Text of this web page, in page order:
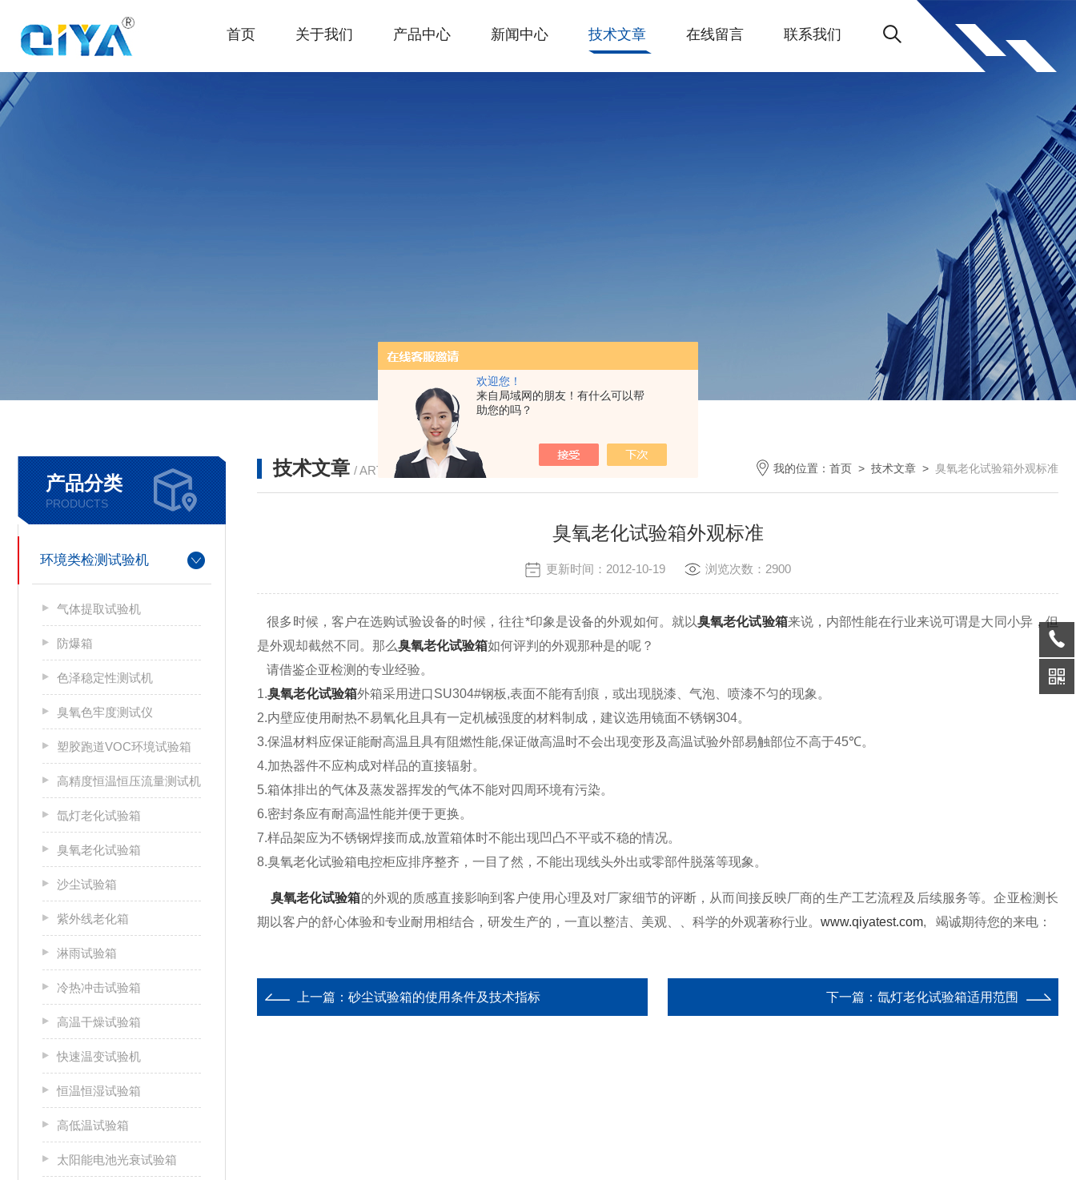
欢迎您！
来自局域网的朋友！有什么可以帮
助您的吗？
首页 关于我们 产品中心 新闻中心 技术文章 在线留言 联系我们
产品分类
PRODUCTS
环境类检测试验机
气体提取试验机
防爆箱
色泽稳定性测试机
臭氧色牢度测试仪
塑胶跑道VOC环境试验箱
高精度恒温恒压流量测试机
氙灯老化试验箱
臭氧老化试验箱
沙尘试验箱
紫外线老化箱
淋雨试验箱
冷热冲击试验箱
高温干燥试验箱
快速温变试验机
恒温恒湿试验箱
高低温试验箱
太阳能电池光衰试验箱
技术文章 / ARTICLE 我的位置： 首页 > 技术文章 > 臭氧老化试验箱外观标准
臭氧老化试验箱外观标准
更新时间：2012-10-19 浏览次数：2900
很多时候，客户在选购试验设备的时候，往往*印象是设备的外观如何。就以臭氧老化试验箱来说，内部性能在行业来说可谓是大同小异，但
是外观却截然不同。那么臭氧老化试验箱如何评判的外观那种是的呢？
请借鉴企亚检测的专业经验。
1.臭氧老化试验箱外箱采用进口SU304#钢板,表面不能有刮痕，或出现脱漆、气泡、喷漆不匀的现象。
2.内壁应使用耐热不易氧化且具有一定机械强度的材料制成，建议选用镜面不锈钢304。
3.保温材料应保证能耐高温且具有阻燃性能,保证做高温时不会出现变形及高温试验外部易触部位不高于45℃。
4.加热器件不应构成对样品的直接辐射。
5.箱体排出的气体及蒸发器挥发的气体不能对四周环境有污染。
6.密封条应有耐高温性能并便于更换。
7.样品架应为不锈钢焊接而成,放置箱体时不能出现凹凸不平或不稳的情况。
8.臭氧老化试验箱电控柜应排序整齐，一目了然，不能出现线头外出或零部件脱落等现象。
臭氧老化试验箱的外观的质感直接影响到客户使用心理及对厂家细节的评断，从而间接反映厂商的生产工艺流程及后续服务等。企亚检测长
期以客户的舒心体验和专业耐用相结合，研发生产的，一直以整洁、美观、、科学的外观著称行业。 www.qiyatest.com, 竭诚期待您的来电：
上一篇： 砂尘试验箱的使用条件及技术指标 下一篇： 氙灯老化试验箱适用范围